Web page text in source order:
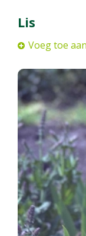
Lis
Voeg toe